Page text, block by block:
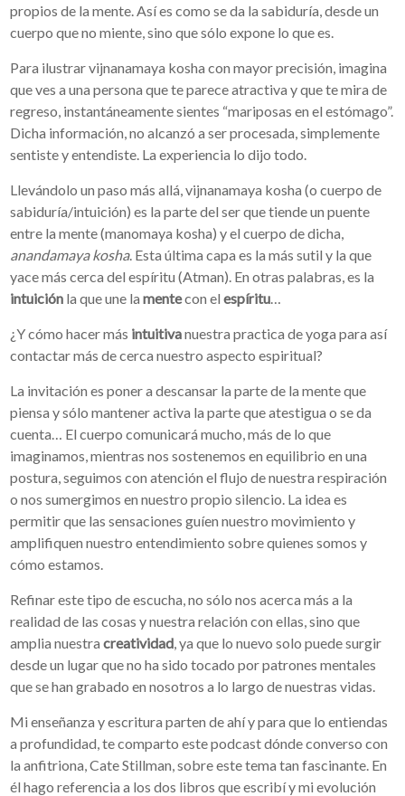
propios de la mente. Así es como se da la sabiduría, desde un
cuerpo que no miente, sino que sólo expone lo que es.
Para ilustrar vijnanamaya kosha con mayor precisión, imagina
que ves a una persona que te parece atractiva y que te mira de
regreso, instantáneamente sientes “mariposas en el estómago”.
Dicha información, no alcanzó a ser procesada, simplemente
sentiste y entendiste. La experiencia lo dijo todo.
Llevándolo un paso más allá, vijnanamaya kosha (o cuerpo de
sabiduría/intuición) es la parte del ser que tiende un puente
entre la mente (manomaya kosha) y el cuerpo de dicha,
anandamayakosha. Esta última capa es la más sutil y la que
yace más cerca del espíritu (Atman). En otras palabras, es la
intuición la que une lamentecon elespíritu
¿Y cómo hacer más intuitivanuestra practica de yoga para así
contactar más de cerca nuestro aspecto espiritual?
La invitación es poner a descansar la parte de la mente que
piensa y sólo mantener activa la parte que atestigua o se da
cuenta… El cuerpo comunicará mucho, más de lo que
imaginamos, mientras nos sostenemos en equilibrio en una
postura, seguimos con atención el flujo de nuestra respiración
o nos sumergimos en nuestro propio silencio. La idea es
permitir que las sensaciones guíen nuestro movimiento y
amplifiquen nuestro entendimiento sobre quienes somos y
cómo estamos.
Refinar este tipo de escucha, no sólo nos acerca más a la
realidad de las cosas y nuestra relación con ellas, sino que
amplia nuestracreatividad , ya que lo nuevo solo puede surgir
desde un lugar que no ha sido tocado por patrones mentales
que se han grabado en nosotros a lo largo de nuestras vidas.
Mi enseñanza y escritura parten de ahí y para que lo entiendas
a profundidad, te comparto este podcast dónde converso con
la anfitriona, Cate Stillman, sobre este tema tan fascinante. En
él hago referencia a los dos libros que escribí y mi evolución